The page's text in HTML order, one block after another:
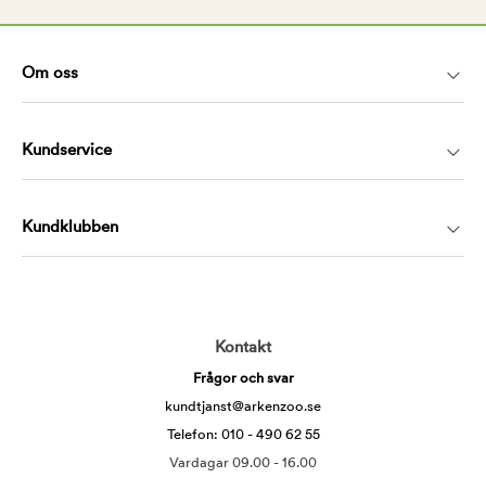
Om oss
Kundservice
Kundklubben
Kontakt
Frågor och svar
kundtjanst@arkenzoo.se
Telefon: 010 - 490 62 55
Vardagar 09.00 - 16.00